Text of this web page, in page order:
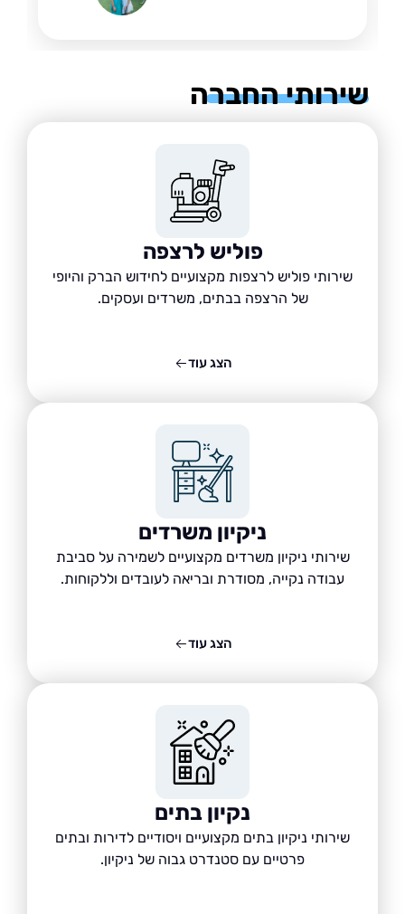
החברה
פוליש לרצפה
שירותי פוליש לרצפות מקצועיים לחידוש הברק והיופי
של הרצפה בבתים, משרדים ועסקים.
ניקיון משרדים
שירותי ניקיון משרדים מקצועיים לשמירה על סביבת
עבודה נקייה, מסודרת ובריאה לעובדים וללקוחות.
נקיון בתים
שירותי ניקיון בתים מקצועיים ויסודיים לדירות ובתים
פרטיים עם סטנדרט גבוה של ניקיון.